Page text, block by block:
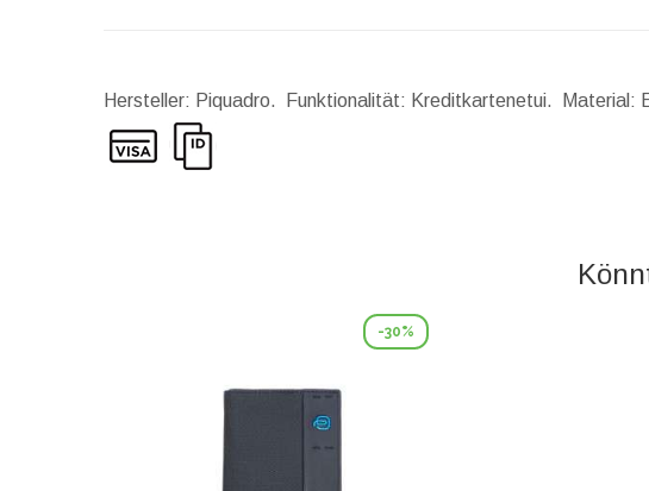
Hersteller: Piquadro. Funktionalität: Kreditkartenetui.
-30%